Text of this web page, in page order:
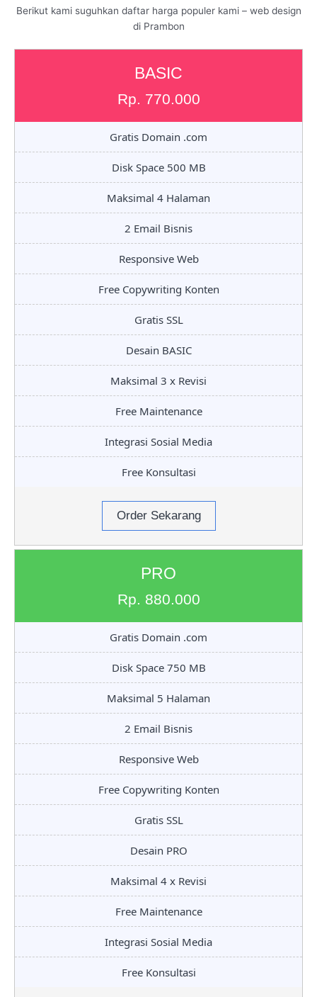
Berikut kami suguhkan daftar harga populer kami – web design
di Prambon
BASIC
Rp. 770.000
Gratis Domain .com
Disk Space 500 MB
Maksimal 4 Halaman
2 Email Bisnis
Responsive Web
Free Copywriting Konten
Gratis SSL
Desain BASIC
Maksimal 3 x Revisi
Free Maintenance
Integrasi Sosial Media
Free Konsultasi
Order Sekarang
PRO
Rp. 880.000
Gratis Domain .com
Disk Space 750 MB
Maksimal 5 Halaman
2 Email Bisnis
Responsive Web
Free Copywriting Konten
Gratis SSL
Desain PRO
Maksimal 4 x Revisi
Free Maintenance
Integrasi Sosial Media
Free Konsultasi